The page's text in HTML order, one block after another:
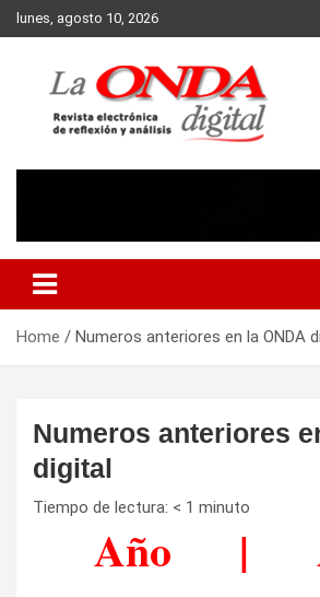
Skip
to
lunes, agosto 10, 2026
Home Numeros anteriores en la ONDA
Numeros anteriores
digital
Tiempo de lectura: < 1 minuto
Año |